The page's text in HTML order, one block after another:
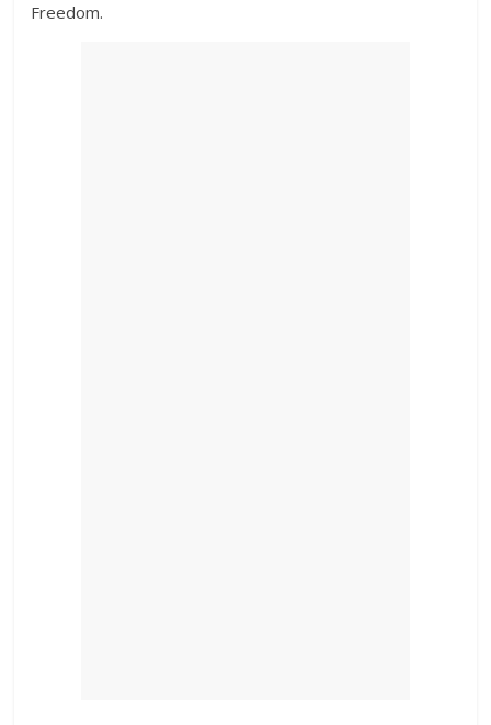
Freedom.